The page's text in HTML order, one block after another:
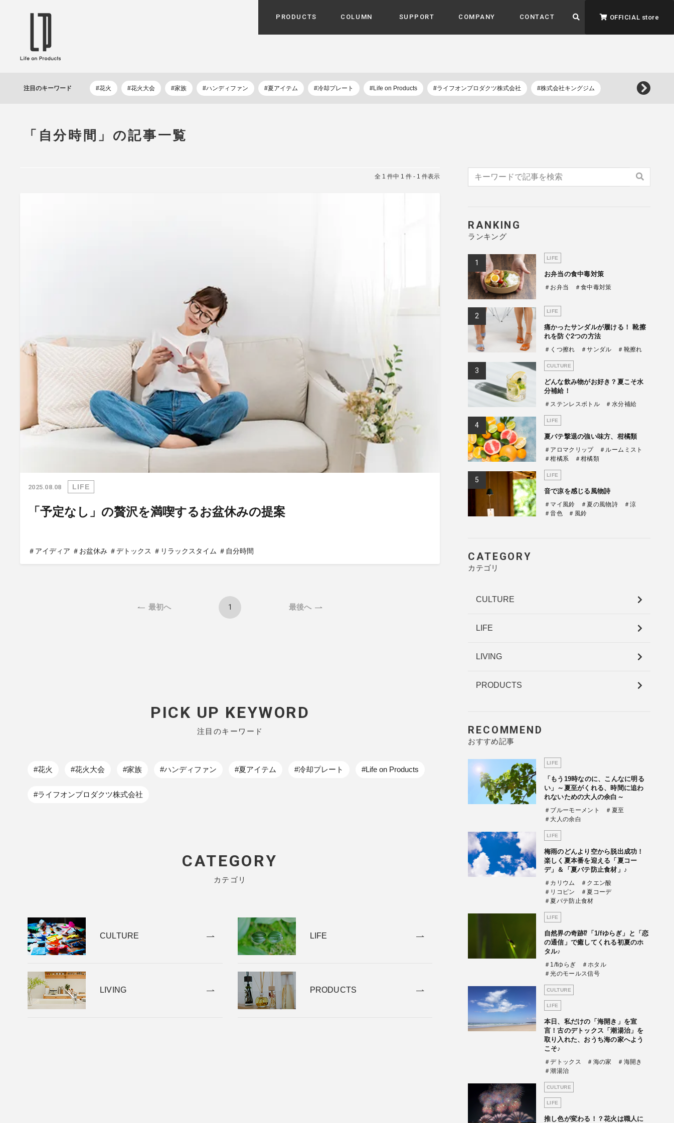
PRODUCTS
冷凍庫 / 掃除用品 / 加湿器 / ハンディ
ファン / ヒーター etc
ディフューザー / ルームスプレー / ア
スパ / EMS機器 etc
JAVALO ELF
家事・生活雑貨
ハンモック・ティピー・テント
アクセサリー・消耗品
全商品一覧を見る
COLUMN SUPPORT COMPANY CONTACT OFFICIAL store
注目のキーワード #花火 #花火大会 #家族 #ハンディファン #夏アイテム #冷却プレート #Life on Products #ライフオンプロダクツ株式会社 #株式会社キングジム
「自分時間」の記事一覧
全 1 件中 1 件 - 1 件表示
2025.08.08 LIFE
「予定なし」の贅沢を満喫するお盆休みの提案
＃アイディア ＃お盆休み ＃デトックス ＃リラックスタイム ＃自分時間
最初へ 1 最後へ
PICK UP KEYWORD
注目のキーワード
#花火 #花火大会 #家族 #ハンディファン #夏アイテム #冷却プレート #Life on Products
#ライフオンプロダクツ株式会社
CATEGORY
カテゴリ
CULTURE LIFE
LIVING PRODUCTS
RANKING
ランキング
LIFE
お弁当の食中毒対策
＃お弁当 ＃食中毒対策
LIFE
痛かったサンダルが履ける！ 靴擦
れを防ぐ2つの方法
＃くつ擦れ ＃サンダル ＃靴擦れ
CULTURE
どんな飲み物がお好き？夏こそ水
分補給！
＃ステンレスボトル ＃水分補給
LIFE
夏バテ撃退の強い味方、柑橘類
＃アロマクリップ
＃ルームミスト
＃柑橘系
＃柑橘類
LIFE
音で凉を感じる風物詩
＃マイ風鈴 ＃夏の風物詩
＃涼
＃音色
＃風鈴
CATEGORY
カテゴリ
CULTURE
LIFE
LIVING
PRODUCTS
RECOMMEND
おすすめ記事
LIFE
「もう19時なのに、こんなに明る
い」～夏至がくれる、時間に追わ
れないための大人の余白～
＃ブルーモーメント
＃夏至
＃大人の余白
LIFE
梅雨のどんより空から脱出成功！
楽しく夏本番を迎える「夏コー
デ」＆「夏バテ防止食材」♪
＃カリウム
＃クエン酸
＃リコピン
＃夏コーデ
＃夏バテ防止食材
LIFE
自然界の奇跡⁉「1/fゆらぎ」と「恋
の通信」で癒してくれる初夏のホ
タル♪
＃1/fゆらぎ
＃ホタル
＃光のモールス信号
CULTURE
LIFE
本日、私だけの「海開き」を宣
言！古のデトックス「潮湯治」を
取り入れた、おうち海の家へよう
こそ♪
＃デトックス ＃海の家
＃海開き
＃潮湯治
CULTURE
LIFE
推し色が変わる！？花火は職人に